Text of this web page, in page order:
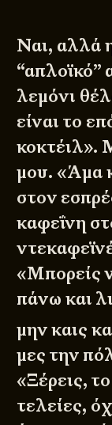
Ναι, αλλά
λεμόνι
είναι το
κοκτέιλ».
μου. «Άμα
στον
καφεΐνη
«Μπορείς
πάνω και
μην καις
μες την
«Ξέρεις,
τελείες,